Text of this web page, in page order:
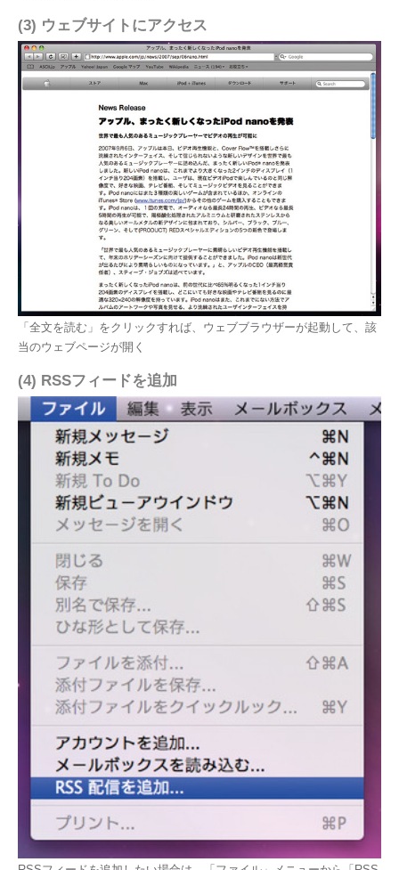
(3) ウェブサイトにアクセス
「全文を読む」をクリックすれば、ウェブブラウザーが起動して、該
当のウェブページが開く
(4) RSSフィードを追加